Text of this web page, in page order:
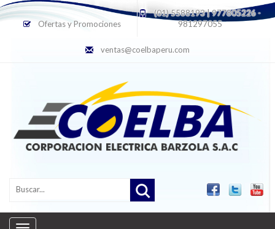
Ofertas y Promociones
(01) 5588193 | 977805226 -
981297055
ventas@coelbaperu.com